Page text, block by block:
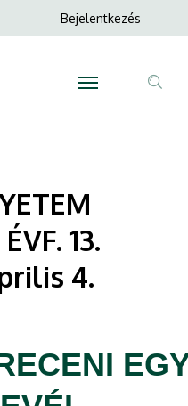
Anonim
menüje
Bejelentkezés
13.
4.